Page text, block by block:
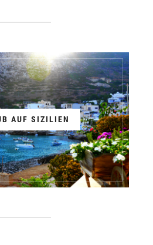
AUF SIZILIEN